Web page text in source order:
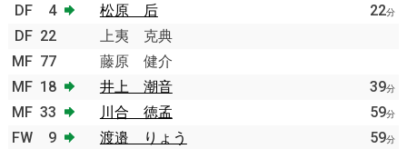
DF
4 松原 后 22分
DF 22
上夷 克典
MF 77
藤原 健介
MF 18 井上 潮音 39分
MF 33 川合 徳孟 59分
FW 9 渡邉 りょう 59分